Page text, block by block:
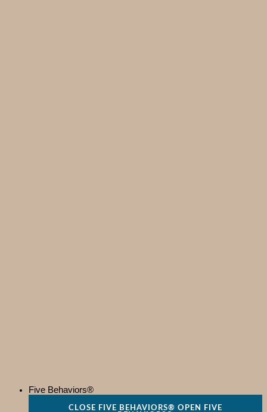
Five Behaviors®
CLOSE FIVE BEHAVIORS® OPEN FIVE